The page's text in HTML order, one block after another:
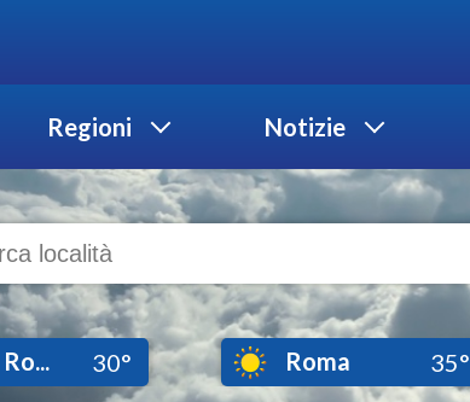
Regioni Notizie
30° Roma 35°